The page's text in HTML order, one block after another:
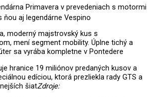
Primavera v prevedeniach s motormi
ňou aj legendárne Vespino
moderný majstrovský kus s
mení segment mobility. Úplne tichý a
sa vyrába kompletne v Pontedere
hranice 19 miliónov predaných kusov a
edíciou, ktorá prezliekla rady GTS a
šiatZdroje: